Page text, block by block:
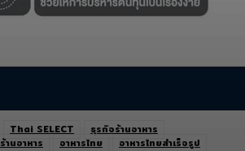
Thai SELECT
ธุรกิจร้านอาหาร
ร้านอาหาร อาหารไทย อาหารไทยสำเร็จรูป